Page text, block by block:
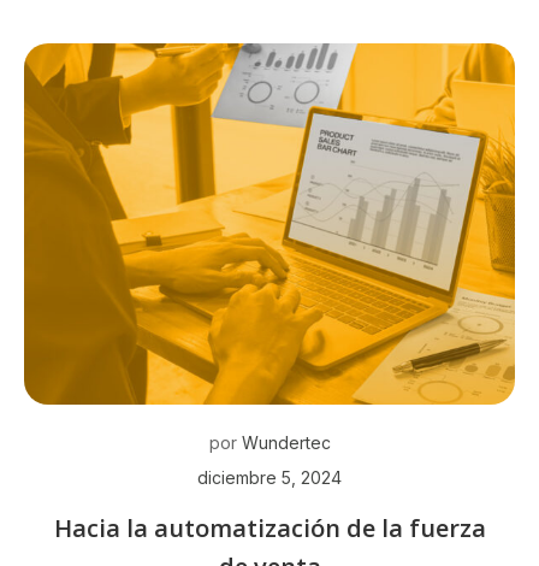
por Wundertec
diciembre 5, 2024
Hacia la automatización de la fuerza